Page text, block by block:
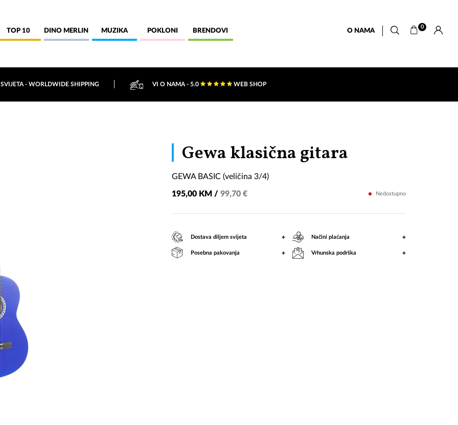
TOP 10 DINO MERLIN MUZIKA POKLONI BRENDOVI O NAMA
0
- WORLDWIDE SHIPPING VI O NAMA - 5.0 WEB SHOP
Gewa klasična gitara
(veličina
3/4)
GEWA BASIC (veličina 3/4)
195,00 KM /99,70 € Nedostupno
Dostava diljem svijeta + Načini plaćanja +
Posebna pakovanja + Vrhunska podrška +